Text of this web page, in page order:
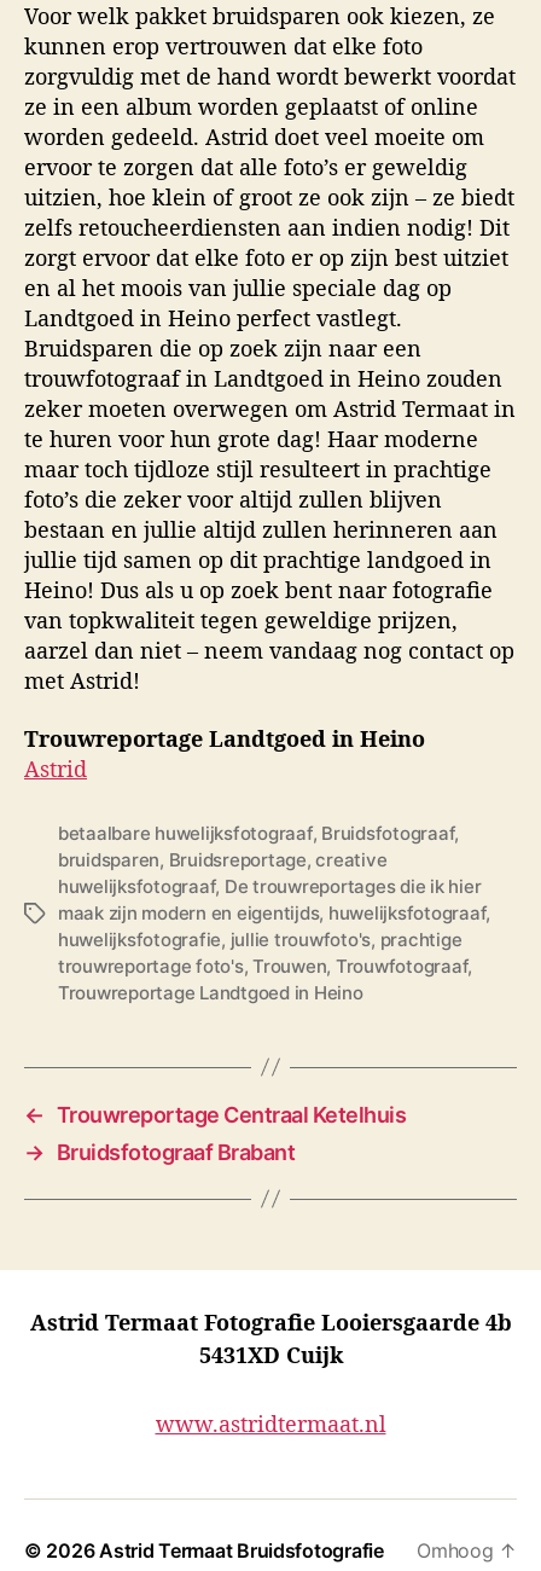
Voor welk pakket bruidsparen ook kiezen, ze
kunnen erop vertrouwen dat elke foto
zorgvuldig met de hand wordt bewerkt voordat
ze in een album worden geplaatst of online
worden gedeeld. Astrid doet veel moeite om
ervoor te zorgen dat alle foto’s er geweldig
uitzien, hoe klein of groot ze ook zijn – ze biedt
zelfs retoucheerdiensten aan indien nodig! Dit
zorgt ervoor dat elke foto er op zijn best uitziet
en al het moois van jullie speciale dag op
Landtgoed in Heino perfect vastlegt.
Bruidsparen die op zoek zijn naar een
trouwfotograaf in Landtgoed in Heino zouden
zeker moeten overwegen om Astrid Termaat in
te huren voor hun grote dag! Haar moderne
maar toch tijdloze stijl resulteert in prachtige
foto’s die zeker voor altijd zullen blijven
bestaan en jullie altijd zullen herinneren aan
jullie tijd samen op dit prachtige landgoed in
Heino! Dus als u op zoek bent naar fotografie
van topkwaliteit tegen geweldige prijzen,
aarzel dan niet – neem vandaag nog contact op
met Astrid!
Trouwreportage Landtgoed in Heino
Astrid
T
betaalbare huwelijksfotograaf, Bruidsfotograaf,
bruidsparen, Bruidsreportage,creative
huwelijksfotograaf, De trouwreportages die ik hier
maak zijn modern en eigentijds, huwelijksfotograaf,
huwelijksfotografie, jullie trouwfoto's, prachtige
trouwreportage foto's,Trouwen, Trouwfotograaf,
Trouwreportage Landtgoed in Heino
← Trouwreportage Centraal Ketelhuis
→ Bruidsfotograaf Brabant
Astrid Termaat Fotografie Looiersgaarde 4b
5431XD Cuijk
www.astridtermaat.nl
© 2026Astrid Termaat Bruidsfotografie Omhoog ↑